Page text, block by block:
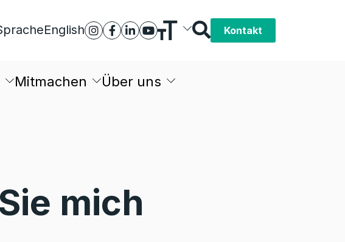
English Kontakt
Mitmachen Über uns
mich